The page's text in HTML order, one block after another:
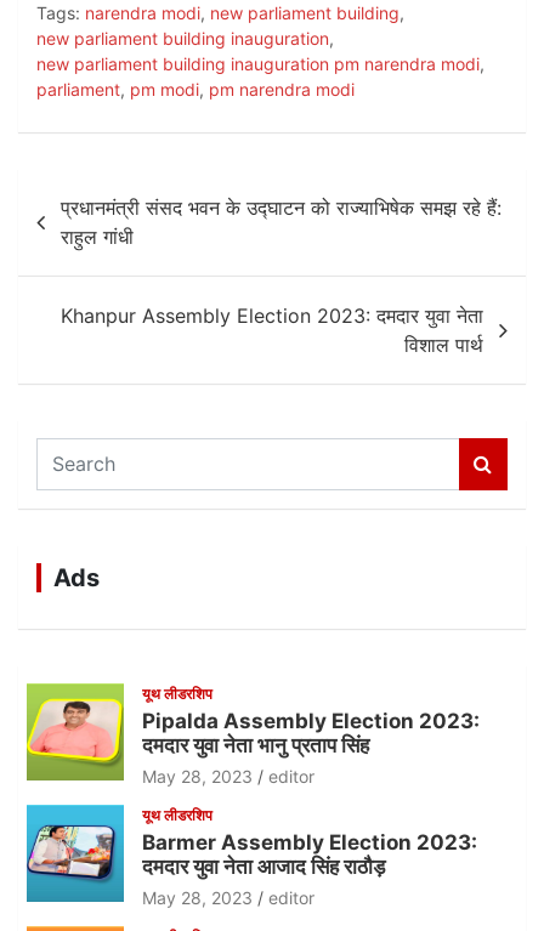
c
e
b
o
k
itt
er
at
s
A
p
Tags: narendra modi, new parliament building,
new parliament building inauguration,
new parliament building inauguration pm narendra modi,
parliament, pm modi, pm narendra modi
Post
navigation
प्रधानमंत्री संसद भवन के उद्घाटन को राज्याभिषेक समझ रहे हैं:
राहुल गांधी
Khanpur Assembly Election 2023: दमदार युवा नेता
विशाल पार्थ
a
c
h
Ads
यूथ लीडरशिप
Pipalda Assembly Election 2023:
दमदार युवा नेता भानु प्रताप सिंह
May 28, 2023 editor
यूथ लीडरशिप
Barmer Assembly Election 2023:
दमदार युवा नेता आजाद सिंह राठौड़
May 28, 2023 editor